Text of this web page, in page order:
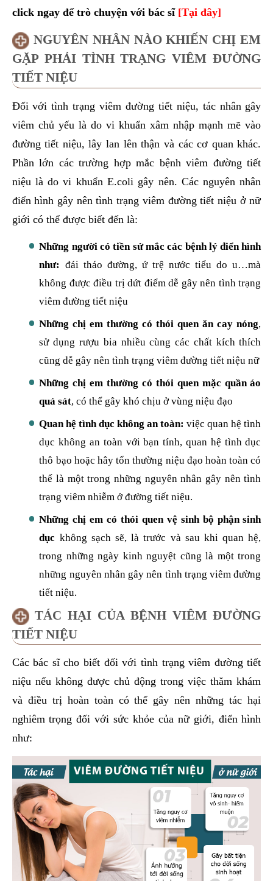
click ngay để trò chuyện với bác sĩ [Tại đây]
NGUYÊN NHÂN NÀO KHIẾN CHỊ EM
GẶP PHẢI TÌNH TRẠNG VIÊM ĐƯỜNG
TIẾT NIỆU
Đối với tình trạng viêm đường tiết niệu, tác nhân gây
viêm chủ yếu là do vi khuẩn xâm nhập mạnh mẽ vào
đường tiết niệu, lây lan lên thận và các cơ quan khác.
Phần lớn các trường hợp mắc bệnh viêm đường tiết
niệu là do vi khuẩn E.coli gây nên. Các nguyên nhân
điển hình gây nên tình trạng viêm đường tiết niệu ở nữ
giới có thể được biết đến là:
Những người có tiền sử mắc các bệnh lý điển hình
như: đái tháo đường, ứ trệ nước tiểu do u…mà
không được điều trị dứt điểm dễ gây nên tình trạng
viêm đường tiết niệu
Những chị em thường có thói quen ăn cay nóng,
sử dụng rượu bia nhiều cùng các chất kích thích
cũng dễ gây nên tình trạng viêm đường tiết niệu nữ
Những chị em thường có thói quen mặc quần áo
quá sát, có thể gây khó chịu ở vùng niệu đạo
Quan hệ tình dục không an toàn:việc quan hệ tình
dục không an toàn với bạn tính, quan hệ tình dục
thô bạo hoặc hây tổn thường niệu đạo hoàn toàn có
thể là một trong những nguyên nhân gây nên tình
trạng viêm nhiễm ở đường tiết niệu.
Những chị em có thói quen vệ sinh bộ phận sinh
dục không sạch sẽ, là trước và sau khi quan hệ,
trong những ngày kinh nguyệt cũng là một trong
những nguyên nhân gây nên tình trạng viêm đường
tiết niệu.
TÁC HẠI CỦA BỆNH VIÊM ĐƯỜNG
TIẾT NIỆU
Các bác sĩ cho biết đối với tình trạng viêm đường tiết
niệu nếu không được chủ động trong việc thăm khám
và điều trị hoàn toàn có thể gây nên những tác hại
nghiêm trọng đối với sức khỏe của nữ giới, điển hình
như: